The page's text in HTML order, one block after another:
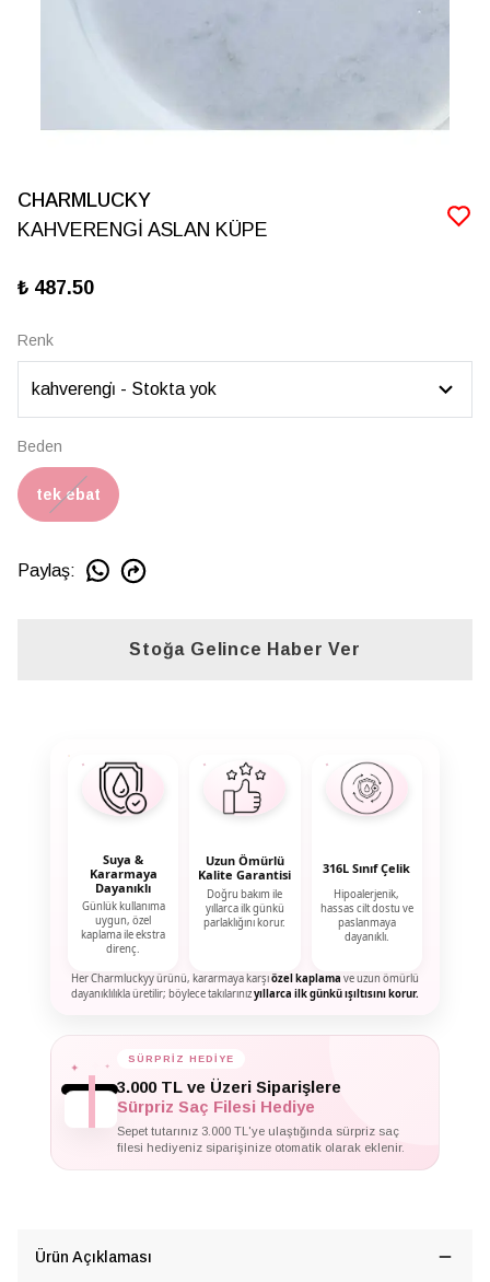
CHARMLUCKY
KAHVERENGİ ASLAN KÜPE
₺ 487.50
Renk
Beden
tek ebat
Paylaş:
Stoğa Gelince Haber Ver
Suya &
Kararmaya
Dayanıklı
Günlük kullanıma
uygun, özel
kaplama ile ekstra
direnç.
Uzun Ömürlü
Kalite Garantisi
Doğru bakım ile
yıllarca ilk günkü
parlaklığını korur.
316L Sınıf Çelik
Hipoalerjenik,
hassas cilt dostu ve
paslanmaya
dayanıklı.
Her Charmluckyy ürünü, kararmaya karşıözel kaplama ve uzun ömürlü
dayanıklılıkla üretilir; böylece takılarınızyıllarca ilk günkü ışıltısını korur.
✦
✦
SÜRPRİZ HEDİYE
3.000 TL ve Üzeri Siparişlere
Sürpriz Saç Filesi Hediye
Sepet tutarınız 3.000 TL'ye ulaştığında sürpriz saç
filesi hediyeniz siparişinize otomatik olarak eklenir.
Ürün Açıklaması